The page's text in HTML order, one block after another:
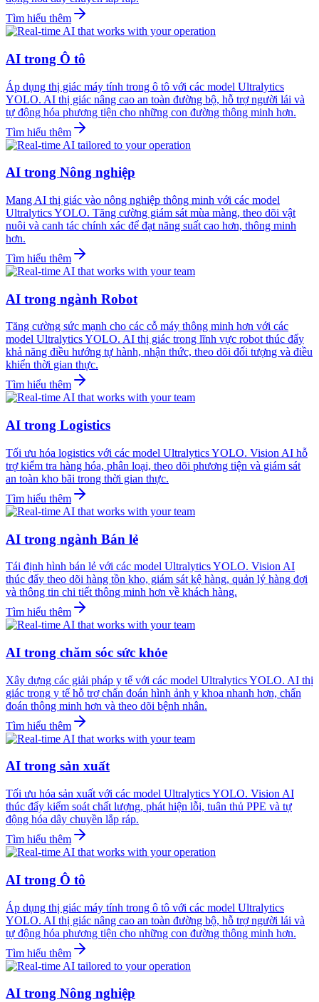
Tìm hiểu thêm
AI trong Ô tô
Áp dụng thị giác máy tính trong ô tô với các model Ultralytics
YOLO. AI thị giác nâng cao an toàn đường bộ, hỗ trợ người lái và
tự động hóa phương tiện cho những con đường thông minh hơn.
Tìm hiểu thêm
AI trong Nông nghiệp
Mang AI thị giác vào nông nghiệp thông minh với các model
Ultralytics YOLO. Tăng cường giám sát mùa màng, theo dõi vật
nuôi và canh tác chính xác để đạt năng suất cao hơn, thông minh
hơn.
Tìm hiểu thêm
AI trong ngành Robot
Tăng cường sức mạnh cho các cỗ máy thông minh hơn với các
model Ultralytics YOLO. AI thị giác trong lĩnh vực robot thúc đẩy
khả năng điều hướng tự hành, nhận thức, theo dõi đối tượng và điều
khiển thời gian thực.
Tìm hiểu thêm
AI trong Logistics
Tối ưu hóa logistics với các model Ultralytics YOLO. Vision AI hỗ
trợ kiểm tra hàng hóa, phân loại, theo dõi phương tiện và giám sát
an toàn kho bãi trong thời gian thực.
Tìm hiểu thêm
AI trong ngành Bán lẻ
Tái định hình bán lẻ với các model Ultralytics YOLO. Vision AI
thúc đẩy theo dõi hàng tồn kho, giám sát kệ hàng, quản lý hàng đợi
và thông tin chi tiết thông minh hơn về khách hàng.
Tìm hiểu thêm
AI trong chăm sóc sức khỏe
Xây dựng các giải pháp y tế với các model Ultralytics YOLO. AI thị
giác trong y tế hỗ trợ chẩn đoán hình ảnh y khoa nhanh hơn, chẩn
đoán thông minh hơn và theo dõi bệnh nhân.
Tìm hiểu thêm
AI trong sản xuất
Tối ưu hóa sản xuất với các model Ultralytics YOLO. Vision AI
thúc đẩy kiểm soát chất lượng, phát hiện lỗi, tuân thủ PPE và tự
động hóa dây chuyền lắp ráp.
Tìm hiểu thêm
AI trong Ô tô
Áp dụng thị giác máy tính trong ô tô với các model Ultralytics
YOLO. AI thị giác nâng cao an toàn đường bộ, hỗ trợ người lái và
tự động hóa phương tiện cho những con đường thông minh hơn.
Tìm hiểu thêm
AI trong Nông nghiệp